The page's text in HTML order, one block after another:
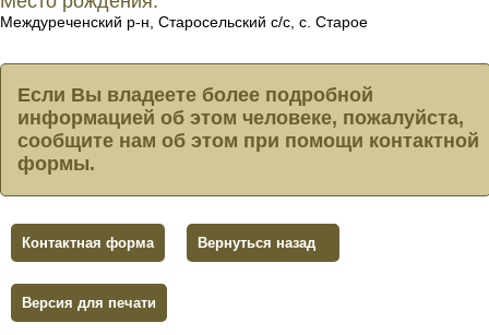
Междуреченский р-н, Старосельский с/с, с. Старое
Если Вы владеете более подробной
информацией об этом человеке, пожалуйста,
сообщите нам об этом при помощи контактной
формы.
Контактная форма Вернуться назад
Версия для печати